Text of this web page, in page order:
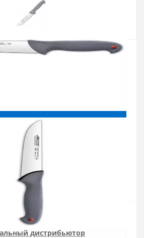
КУПИТЬ
и мы перезвоним
дистрибьютор